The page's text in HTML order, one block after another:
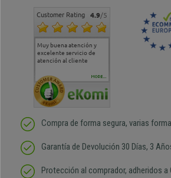
Customer Rating 4.9/5
Muy buena atención y
excelente servicio de
atención al cliente
Muy buena atención de
cara al asesoramiento
MORE...
Compra de forma segura, varias
Garantía de Devolución 30 Días, 3
Protección al comprador, adheridos a